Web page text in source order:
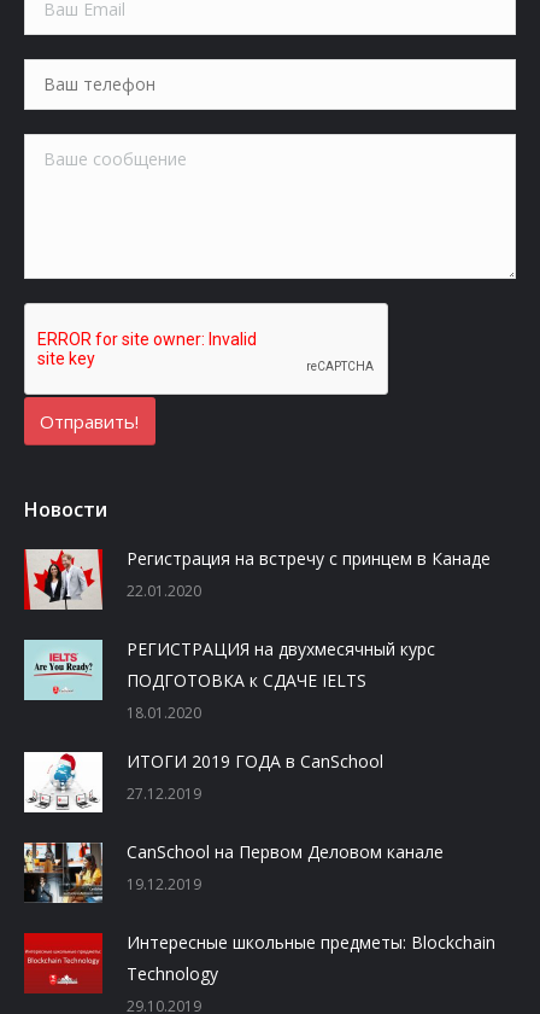
Новости
Регистрация на встречу с принцем в Канаде
22.01.2020
РЕГИСТРАЦИЯ на двухмесячный курс
ПОДГОТОВКА к СДАЧЕ IELTS
18.01.2020
ИТОГИ 2019 ГОДА в CanSchool
27.12.2019
CanSchool на Первом Деловом канале
19.12.2019
Интересные школьные предметы: Blockchain
Technology
29.10.2019